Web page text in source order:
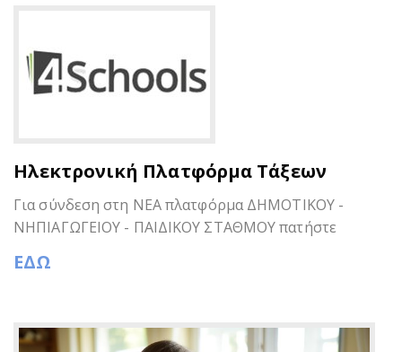
Ηλεκτρονική Πλατφόρμα Τάξεων
Για σύνδεση στη ΝΕΑ πλατφόρμα ΔΗΜΟΤΙΚΟΥ -
ΝΗΠΙΑΓΩΓΕΙΟΥ - ΠΑΙΔΙΚΟΥ ΣΤΑΘΜΟΥ πατήστε
ΕΔΩ